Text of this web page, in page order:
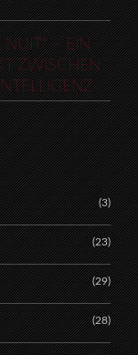
NUIT“ – EIN
ZWISCHEN
(3)
(23)
(29)
(28)